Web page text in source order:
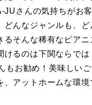
JUさんの気持ちがお
どんなジャンルも、ど
るそんな稀有なピアニ
けるのは下関ならで
もお勧め！美味しい
、アットホームな環境